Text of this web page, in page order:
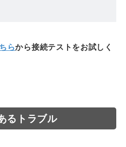
らから接続テストをお試しく
るトラブル